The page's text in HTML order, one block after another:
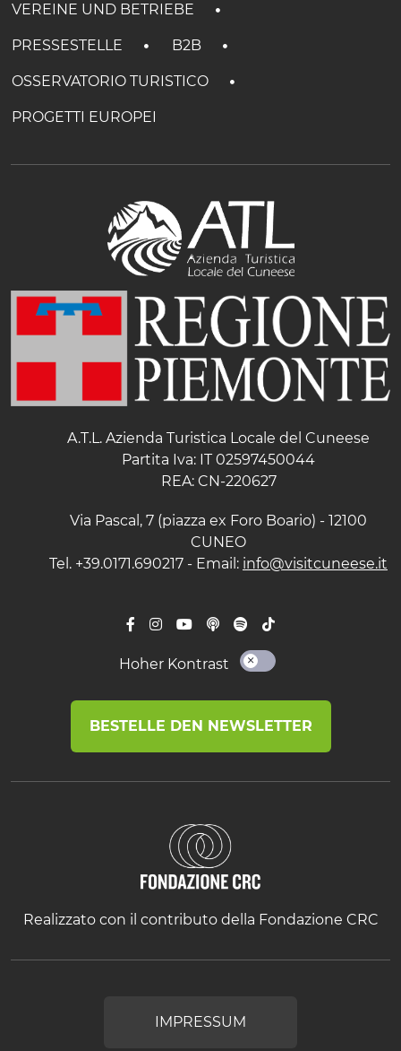
VEREINE UND BETRIEBE
PRESSESTELLE B2B
OSSERVATORIO TURISTICO
PROGETTI EUROPEI
A.T.L. Azienda Turistica Locale del Cuneese
Partita Iva: IT 02597450044
REA: CN-220627
Via Pascal, 7 (piazza ex Foro Boario) - 12100
CUNEO
Tel. +39.0171.690217 - Email: info@visitcuneese.it
Hoher Kontrast
BESTELLE DEN NEWSLETTER
Realizzato con il contributo della Fondazione CRC
IMPRESSUM